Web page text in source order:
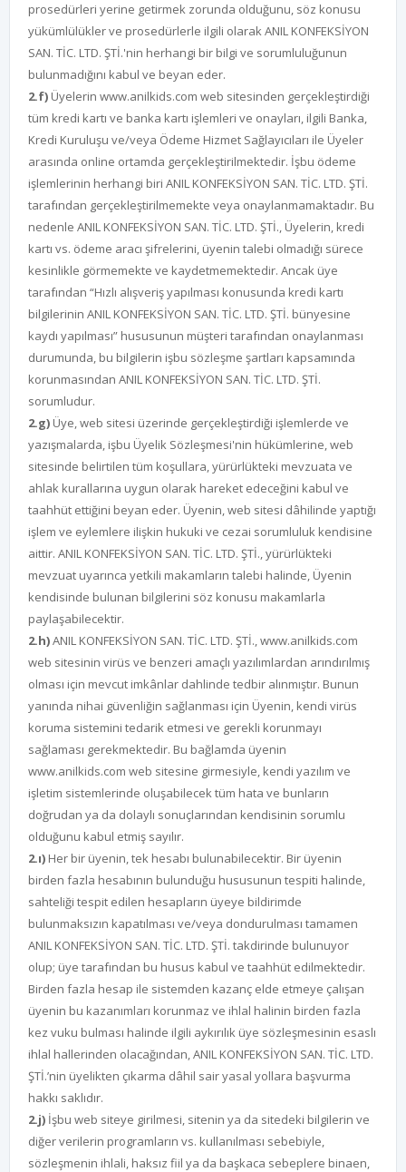
prosedürleri yerine getirmek zorunda olduğunu, söz konusu
yükümlülükler ve prosedürlerle ilgili olarak ANIL KONFEKSİYON
SAN. TİC. LTD. ŞTİ.'nin herhangi bir bilgi ve sorumluluğunun
bulunmadığını kabul ve beyan eder.
2.f) Üyelerin www.anilkids.com web sitesinden gerçekleştirdiği
tüm kredi kartı ve banka kartı işlemleri ve onayları, ilgili Banka,
Kredi Kuruluşu ve/veya Ödeme Hizmet Sağlayıcıları ile Üyeler
arasında online ortamda gerçekleştirilmektedir. İşbu ödeme
işlemlerinin herhangi biri ANIL KONFEKSİYON SAN. TİC. LTD. ŞTİ.
tarafından gerçekleştirilmemekte veya onaylanmamaktadır. Bu
nedenle ANIL KONFEKSİYON SAN. TİC. LTD. ŞTİ., Üyelerin, kredi
kartı vs. ödeme aracı şifrelerini, üyenin talebi olmadığı sürece
kesinlikle görmemekte ve kaydetmemektedir. Ancak üye
tarafından “Hızlı alışveriş yapılması konusunda kredi kartı
bilgilerinin ANIL KONFEKSİYON SAN. TİC. LTD. ŞTİ. bünyesine
kaydı yapılması” hususunun müşteri tarafından onaylanması
durumunda, bu bilgilerin işbu sözleşme şartları kapsamında
korunmasından ANIL KONFEKSİYON SAN. TİC. LTD. ŞTİ.
sorumludur.
2.g) Üye, web sitesi üzerinde gerçekleştirdiği işlemlerde ve
yazışmalarda, işbu Üyelik Sözleşmesi'nin hükümlerine, web
sitesinde belirtilen tüm koşullara, yürürlükteki mevzuata ve
ahlak kurallarına uygun olarak hareket edeceğini kabul ve
taahhüt ettiğini beyan eder. Üyenin, web sitesi dâhilinde yaptığı
işlem ve eylemlere ilişkin hukuki ve cezai sorumluluk kendisine
aittir. ANIL KONFEKSİYON SAN. TİC. LTD. ŞTİ., yürürlükteki
mevzuat uyarınca yetkili makamların talebi halinde, Üyenin
kendisinde bulunan bilgilerini söz konusu makamlarla
paylaşabilecektir.
2.h)ANIL KONFEKSİYON SAN. TİC. LTD. ŞTİ., www.anilkids.com
web sitesinin virüs ve benzeri amaçlı yazılımlardan arındırılmış
olması için mevcut imkânlar dahlinde tedbir alınmıştır. Bunun
yanında nihai güvenliğin sağlanması için Üyenin, kendi virüs
koruma sistemini tedarik etmesi ve gerekli korunmayı
sağlaması gerekmektedir. Bu bağlamda üyenin
www.anilkids.com web sitesine girmesiyle, kendi yazılım ve
işletim sistemlerinde oluşabilecek tüm hata ve bunların
doğrudan ya da dolaylı sonuçlarından kendisinin sorumlu
olduğunu kabul etmiş sayılır.
2.ı) Her bir üyenin, tek hesabı bulunabilecektir. Bir üyenin
birden fazla hesabının bulunduğu hususunun tespiti halinde,
sahteliği tespit edilen hesapların üyeye bildirimde
bulunmaksızın kapatılması ve/veya dondurulması tamamen
ANIL KONFEKSİYON SAN. TİC. LTD. ŞTİ. takdirinde bulunuyor
olup; üye tarafından bu husus kabul ve taahhüt edilmektedir.
Birden fazla hesap ile sistemden kazanç elde etmeye çalışan
üyenin bu kazanımları korunmaz ve ihlal halinin birden fazla
kez vuku bulması halinde ilgili aykırılık üye sözleşmesinin esaslı
ihlal hallerinden olacağından, ANIL KONFEKSİYON SAN. TİC. LTD.
ŞTİ.’nin üyelikten çıkarma dâhil sair yasal yollara başvurma
hakkı saklıdır.
2.j) İşbu web siteye girilmesi, sitenin ya da sitedeki bilgilerin ve
diğer verilerin programların vs. kullanılması sebebiyle,
sözleşmenin ihlali, haksız fiil ya da başkaca sebeplere binaen,